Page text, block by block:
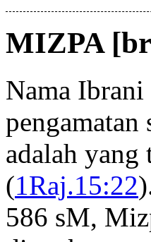
MIZPA
Nama
adalah yang
(1Raj.15:22
586 sM,